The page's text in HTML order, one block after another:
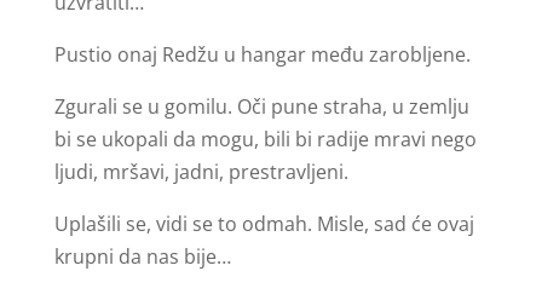
Pustio onaj Redžu u hangar među zarobljene.
Zgurali se u gomilu. Oči pune straha, u zemlju
bi se ukopali da mogu, bili bi radije mravi nego
ljudi, mršavi, jadni, prestravljeni.
Uplašili se, vidi se to odmah. Misle, sad će ovaj
krupni da nas bije…